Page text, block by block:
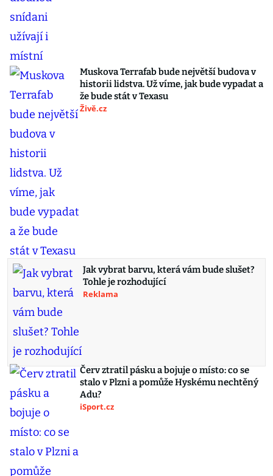
Muskova Terrafab bude největší budova v
historii lidstva. Už víme, jak bude vypadat a
že bude stát v Texasu
Živě.cz
Jak vybrat barvu, která vám bude slušet?
Tohle je rozhodující
Reklama
Červ ztratil pásku a bojuje o místo: co se
stalo v Plzni a pomůže Hyskému nechtěný
Adu?
iSport.cz